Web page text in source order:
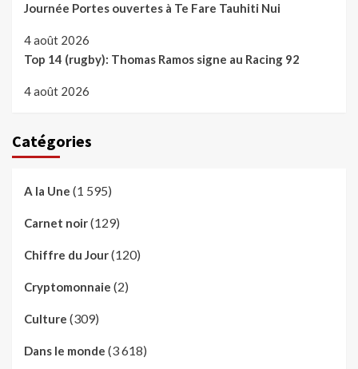
Journée Portes ouvertes à Te Fare Tauhiti Nui
4 août 2026
Top 14 (rugby): Thomas Ramos signe au Racing 92
4 août 2026
Catégories
A la Une (1 595)
Carnet noir(129)
Chiffre du Jour(120)
Cryptomonnaie (2)
Culture (309)
Dans le monde (3 618)